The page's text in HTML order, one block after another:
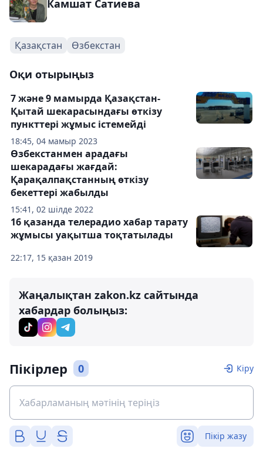
Камшат Сатиева
Қазақстан Өзбекстан
Оқи отырыңыз
18:45, 04 мамыр 2023
7 және 9 мамырда Қазақстан-
Қытай шекарасындағы өткізу
пункттері жұмыс істемейді
15:41, 02 шілде 2022
Өзбекстанмен арадағы
шекарадағы жағдай:
Қарақалпақстанның өткізу
бекеттері жабылды
22:17, 15 қазан 2019
16 қазанда телерадио хабар тарату
жұмысы уақытша тоқтатылады
Жаңалықтан zakon.kz сайтында
хабардар болыңыз:
Пікірлер 0 Кіру
Пікір жазу